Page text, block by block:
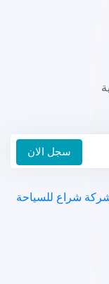
سجل الان
شراع للسياحة